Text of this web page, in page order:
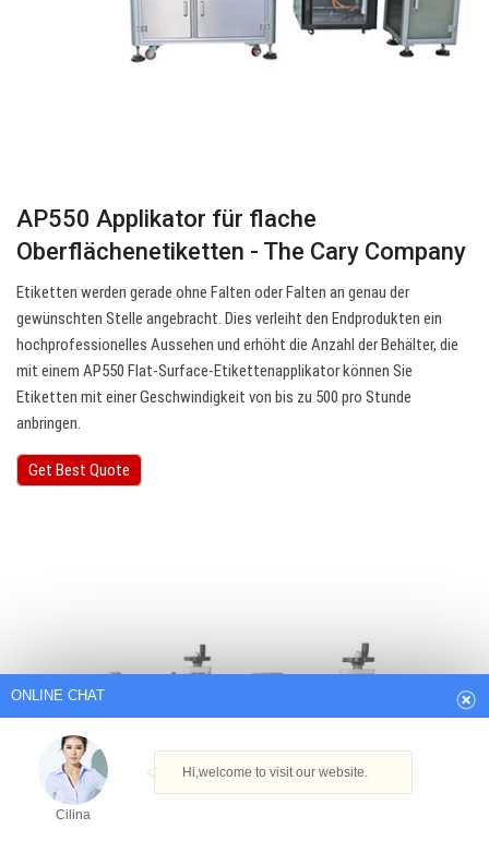
AP550 Applikator für flache
Oberflächenetiketten - The Cary Company
Etiketten werden gerade ohne Falten oder Falten an genau der
gewünschten Stelle angebracht. Dies verleiht den Endprodukten ein
hochprofessionelles Aussehen und erhöht die Anzahl der Behälter, die
mit einem AP550 Flat-Surface-Etikettenapplikator können Sie
Etiketten mit einer Geschwindigkeit von bis zu 500 pro Stunde
anbringen.
Get Best Quote
Hi,welcome to visit our website.
Cilina